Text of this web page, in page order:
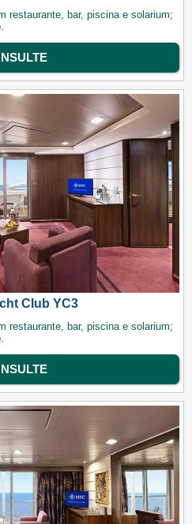
restaurante, bar, piscina e solarium;
Club YC3
restaurante, bar, piscina e solarium;